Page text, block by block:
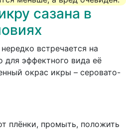
сазана в
встречается на
для эффектного вида её
окрас икры – серовато-
плёнки, промыть, положить